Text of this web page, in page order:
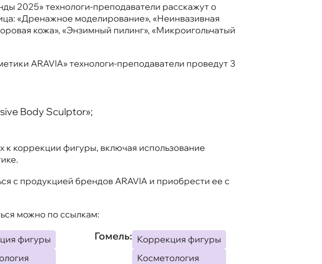
2025» технологи-преподаватели расскажут о
«Дренажное моделирование», «Неинвазивная
кожа», «Энзимный пилинг», «Микроигольчатый
ARAVIA» технологи-преподаватели проведут 3
Body Sculptor»;
к коррекции фигуры, включая использование
с продукцией брендов ARAVIA и приобрести ее с
можно по ссылкам:
фигуры
Гомель: Коррекция фигуры
Косметология